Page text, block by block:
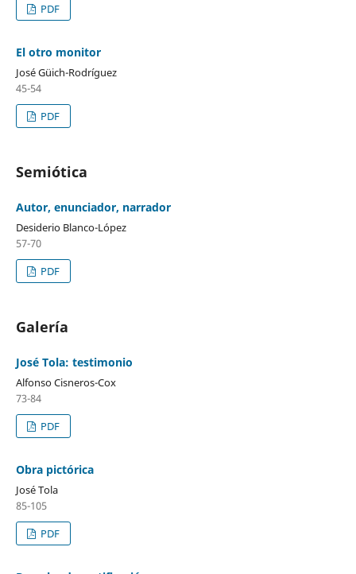
PDF
El otro monitor
José Güich-Rodríguez
45-54
PDF
Semiótica
Autor, enunciador, narrador
Desiderio Blanco-López
57-70
PDF
Galería
José Tola: testimonio
Alfonso Cisneros-Cox
73-84
PDF
Obra pictórica
José Tola
85-105
PDF